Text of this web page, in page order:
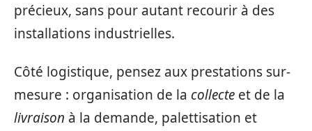
précieux, sans pour autant recourir à des
installations industrielles.
Côté logistique, pensez aux prestations sur-
mesure : organisation de la collecte et de la
livraison à la demande, palettisation et